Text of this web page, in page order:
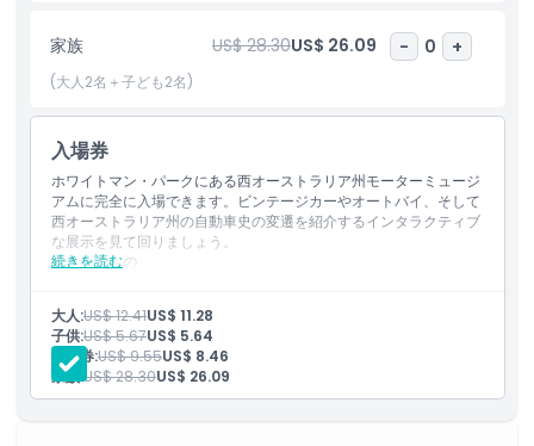
注意事項
場所
行き方
キャンセルポリシー
家族 US$ 28.30US$ 26.09 - 0 +
(大人2名＋子ども2名)
入場券
ホワイトマン・パークにある西オーストラリア州モーターミュージ
アムに完全に入場できます。ビンテージカーやオートバイ、そして
西オーストラリア州の自動車史の変遷を紹介するインタラクティブ
な展示を見て回りましょう。
続きを読む
含まれるもの
すべての展示、修復車両、およびインタラクティブ展示へのア
クセス
予定されているライブイベントおよび車両デモンストレーショ
ンに参加する機会
大人:US$ 12.41US$ 11.28
子供:US$ 5.67US$ 5.64
割引券:US$ 9.55US$ 8.46
家族: US$ 28.30US$ 26.09